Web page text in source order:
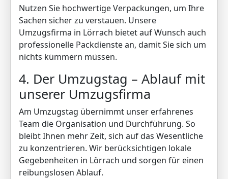
Nutzen Sie hochwertige Verpackungen, um Ihre
Sachen sicher zu verstauen. Unsere
Umzugsfirma in Lörrach bietet auf Wunsch auch
professionelle Packdienste an, damit Sie sich um
nichts kümmern müssen.
4. Der Umzugstag – Ablauf mit
unserer Umzugsfirma
Am Umzugstag übernimmt unser erfahrenes
Team die Organisation und Durchführung. So
bleibt Ihnen mehr Zeit, sich auf das Wesentliche
zu konzentrieren. Wir berücksichtigen lokale
Gegebenheiten in Lörrach und sorgen für einen
reibungslosen Ablauf.